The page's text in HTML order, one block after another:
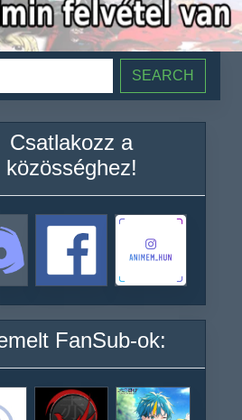
SEARCH
Csatlakozz a
közösséghez!
FanSub-ok: